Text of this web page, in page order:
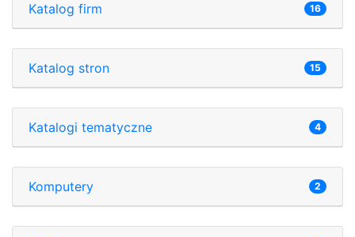
Katalog firm 16
Katalog stron 15
Katalogi tematyczne 4
Komputery 2